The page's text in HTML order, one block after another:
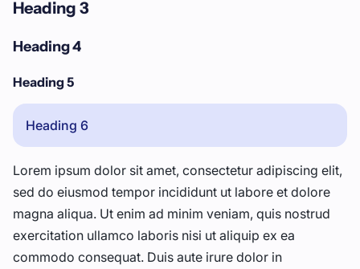
Heading 3
Heading 4
Heading 5
Heading 6
Lorem ipsum dolor sit amet, consectetur adipiscing elit,
sed do eiusmod tempor incididunt ut labore et dolore
magna aliqua. Ut enim ad minim veniam, quis nostrud
exercitation ullamco laboris nisi ut aliquip ex ea
commodo consequat. Duis aute irure dolor in